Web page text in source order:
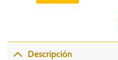
Descripción